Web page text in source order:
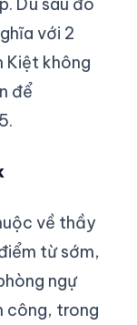
với 2
Kiệt không
để
về thầy
từ sớm,
ngự
công, trong